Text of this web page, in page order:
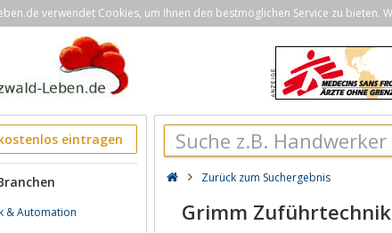
verwendet Cookies, um Ihnen den bestmöglichen Service zu bieten.
eintragen
& Automation
Zurück zum Suchergebnis
Grimm